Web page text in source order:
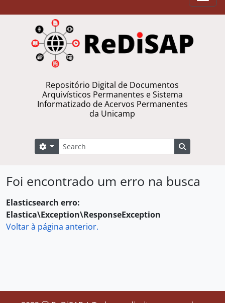
Repositório Digital de Documentos
Arquivísticos Permanentes e Sistema
Informatizado de Acervos Permanentes
da Unicamp
Buscar
Opções de busca
Foi encontrado um erro na busca
Elasticsearch erro:
Elastica\Exception\ResponseException
Voltar à página anterior.